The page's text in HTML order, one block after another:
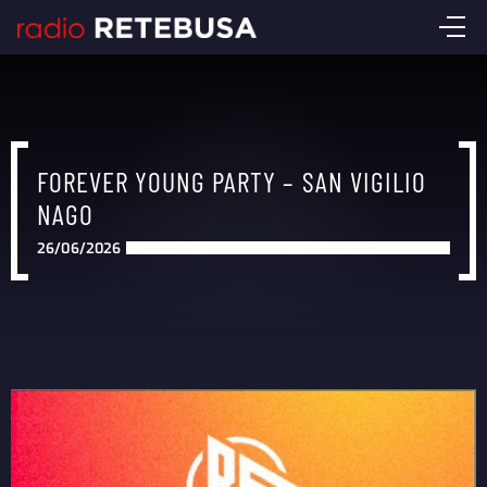
FOREVER YOUNG PARTY – SAN VIGILIO
NAGO
26/06/2026